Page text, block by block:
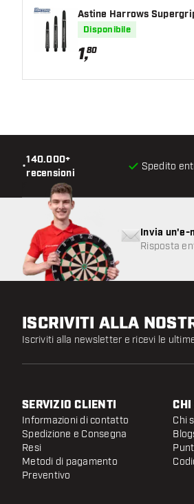
Astine Harrows
Disponibile
1,80
•
140.000+
recensioni
Spedito
Invia un'e-
Risposta
ISCRIVITI ALLA
Iscriviti alla newsletter e ricevi le
SERVIZIO CLIENTI
Informazioni di contatto
Spedizione e Consegna
Resi
Metodi di pagamento
Preventivo
Chi